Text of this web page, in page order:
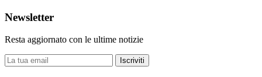
Newsletter
Resta aggiornato con le ultime notizie
Iscriviti